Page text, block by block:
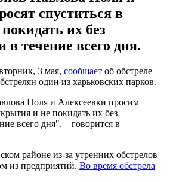
спуститься в
их без
в течение всего дня.
3 мая, сообщает об обстреле
один из харьковских парков.
Поля и Алексеевки просим
и не покидать их без
всего дня", – говорится в
районе из-за утренних обстрелов
из предприятий. Во время обстрела